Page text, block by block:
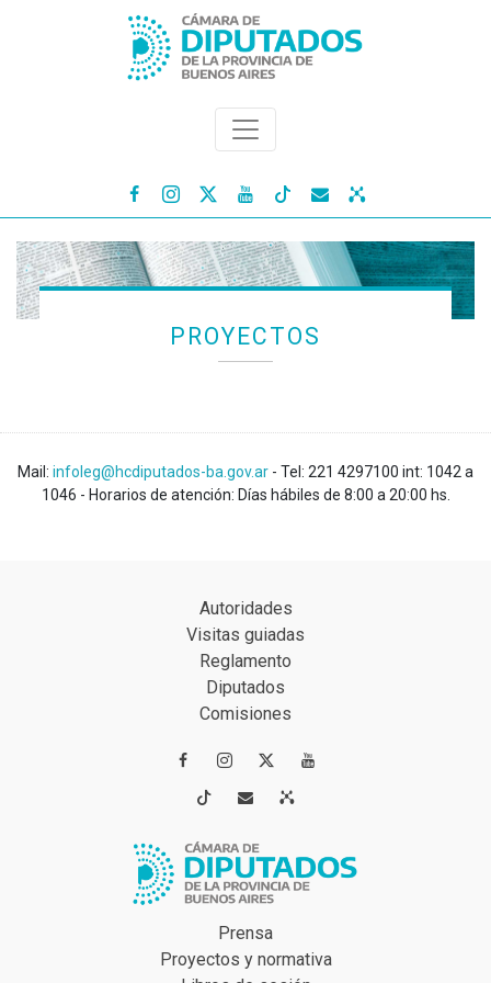
   
PROYECTOS
Mail: infoleg@hcdiputados-ba.gov.ar - Tel: 221 4297100 int: 1042 a
1046 - Horarios de atención: Días hábiles de 8:00 a 20:00 hs.
Autoridades
Visitas guiadas
Reglamento
Diputados
Comisiones
 
 
Prensa
Proyectos y normativa